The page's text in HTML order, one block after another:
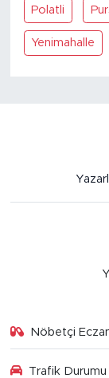
Polatli
Yenimahalle
Nöbetçi
Trafik Durumu